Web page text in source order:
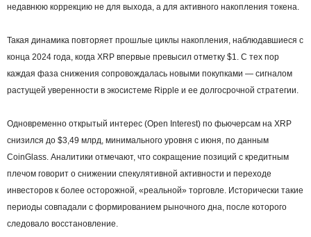
недавнюю коррекцию не для выхода, а для активного накопления токена.
Такая динамика повторяет прошлые циклы накопления, наблюдавшиеся с
конца 2024 года, когда XRP впервые превысил отметку $1. С тех пор
каждая фаза снижения сопровождалась новыми покупками — сигналом
растущей уверенности в экосистеме Ripple и ее долгосрочной стратегии.
Одновременно открытый интерес (Open Interest) по фьючерсам на XRP
снизился до $3,49 млрд, минимального уровня с июня, по данным
CoinGlass. Аналитики отмечают, что сокращение позиций с кредитным
плечом говорит о снижении спекулятивной активности и переходе
инвесторов к более осторожной, «реальной» торговле. Исторически такие
периоды совпадали с формированием рыночного дна, после которого
следовало восстановление.